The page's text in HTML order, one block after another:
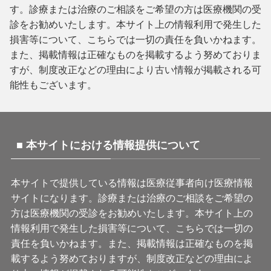
す。診療または治療のご相談をご希望の方は医療機関の受
診をお勧めいたします。本サイト上の情報利用で発生した
損害等について、こちらでは一切の責任を負いかねます。
また、掲載情報は正確なものを掲載するよう努めておりま
すが、制度改正などの理由により古い情報が掲載される可
能性もございます。
■ 本サイトにおける情報提供について
本サイトで提供している情報は医療従事者向け医療情報
サイトになります。診療または治療のご相談をご希望の
方は医療機関の受診をお勧めいたします。本サイト上の
情報利用で発生した損害等について、こちらでは一切の
責任を負いかねます。また、掲載情報は正確なものを掲
載するよう努めておりますが、制度改正などの理由によ